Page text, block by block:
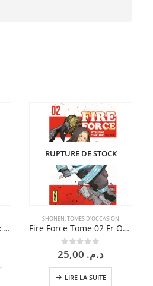
Fairy Tail Tome 29 Fr Occasion
RUPTURE DE STOCK
SHONEN,TOMES D'OCCASION
Fire Force Tome 02 Fr Occasion
0sur 5د.م.
LIRE LA SUITE